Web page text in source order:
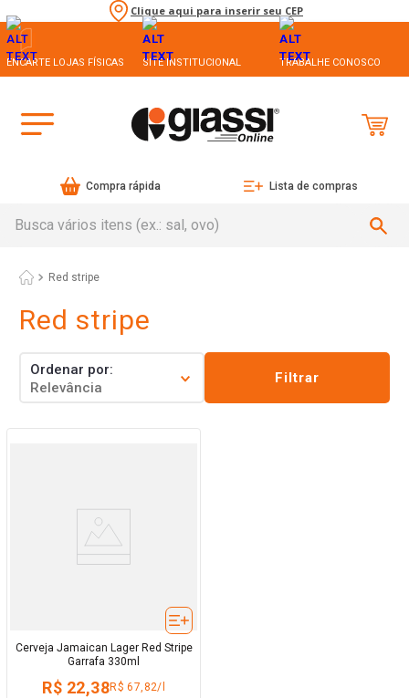
Clique aqui para inserir seu CEP
ENCARTE LOJAS FÍSICAS SITE INSTITUCIONAL TRABALHE CONOSCO
Compra rápida Lista de compras
Red stripe
Red stripe
Ordenar por
Relevância
Filtrar
Cerveja Jamaican Lager Red Stripe
Garrafa 330ml
R$ 22,38R$ 67,82/l